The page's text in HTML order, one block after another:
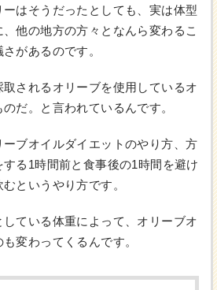
ーはそうだったとしても、実は体型
他の地方の方々となんら変わるこ
があるのです。
されるオリーブを使用しているオ
だ。と言われているんです。
ブオイルダイエットのやり方、方
る1時間前と食事後の1時間を避け
というやり方です。
ている体重によって、オリーブオ
変わってくるんです。